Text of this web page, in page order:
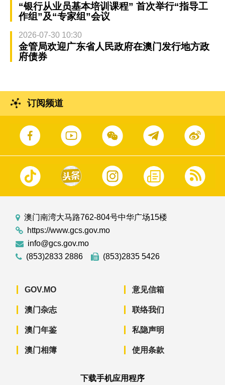
“银行从业员基本培训课程” 首次举行“指导工
作组”及“专家组”会议
2026-07-30 10:30
金管局欢迎广东省人民政府在澳门发行地方政
府债券
订阅频道
澳门南湾大马路762-804号中华广场15楼
https://www.gcs.gov.mo
info@gcs.gov.mo
(853)2833 2886
(853)2835 5426
GOV.MO
澳门杂志
澳门年鉴
澳门相簿
意见信箱
联络我们
私隐声明
使用条款
下载手机应用程序